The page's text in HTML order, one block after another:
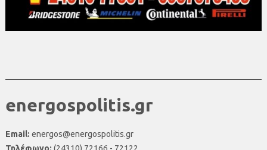
energospolitis.gr
Email: energos@energospolitis.gr